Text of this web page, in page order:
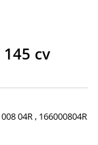
cv
04R , 166000804R